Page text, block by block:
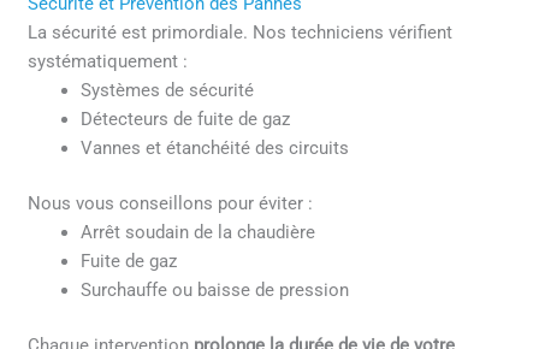
La sécurité est primordiale. Nos techniciens vérifient
systématiquement :
Systèmes de sécurité
Détecteurs de fuite de gaz
Vannes et étanchéité des circuits
Nous vous conseillons pour éviter :
Arrêt soudain de la chaudière
Fuite de gaz
Surchauffe ou baisse de pression